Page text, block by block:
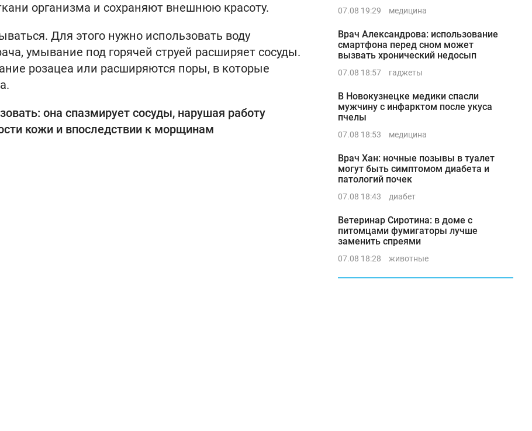
организма и сохраняют внешнюю красоту.
Для этого нужно использовать воду
умывание под горячей струей расширяет сосуды.
розацеа или расширяются поры, в которые
она спазмирует сосуды, нарушая работу
кожи и впоследствии к морщинам
07.08 19:29 медицина
Врач Александрова: использование
смартфона перед сном может
вызвать хронический недосып
07.08 18:57 гаджеты
В Новокузнецке медики спасли
мужчину с инфарктом после укуса
пчелы
07.08 18:53 медицина
Врач Хан: ночные позывы в туалет
могут быть симптомом диабета и
патологий почек
07.08 18:43 диабет
Ветеринар Сиротина: в доме с
питомцами фумигаторы лучше
заменить спреями
07.08 18:28 животные